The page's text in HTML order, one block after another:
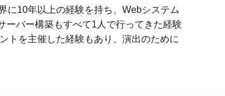
に10年以上の経験を持ち、Webシステム
ーバー構築もすべて1人で行ってきた経験
トを主催した経験もあり、演出のために